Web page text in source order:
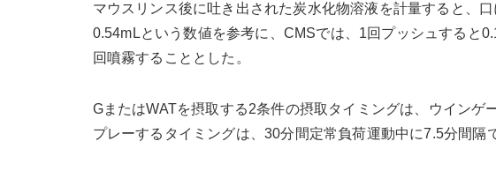
マウスリンス後に吐き出された炭水化物溶液を計量すると、
0.54mLという数値を参考に、CMSでは、1回プッシュすると
回噴霧することとした。
GまたはWATを摂取する2条件の摂取タイミングは、ウイン
プレーするタイミングは、30分間定常負荷運動中に7.5分間隔